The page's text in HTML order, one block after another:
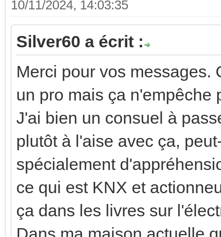
10/11/2024, 14:03:35
Silver60 a écrit :
Merci pour vos messages.
un pro mais ça n'empêche
J'ai bien un consuel à
plutôt à l'aise avec ça,
spécialement
ce qui est KNX et
ça dans les livres sur